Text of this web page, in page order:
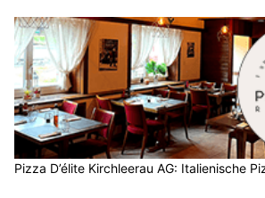
Pizza D’élite Kirchleerau AG: Italienische